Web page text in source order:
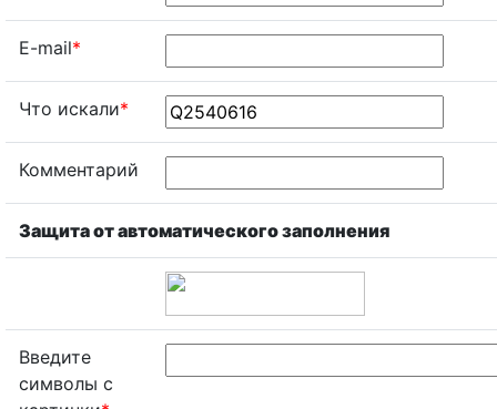
E-mail*
Что искали*
Комментарий
Защита от автоматического заполнения
Введите
символы с